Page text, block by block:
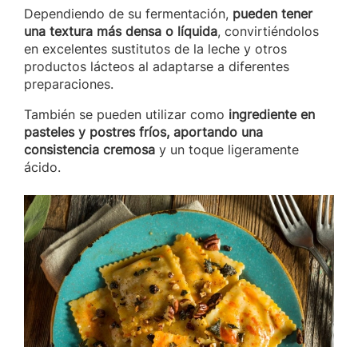
Dependiendo de su fermentación, pueden tener
una textura más densa o líquida, convirtiéndolos
en excelentes sustitutos de la leche y otros
productos lácteos al adaptarse a diferentes
preparaciones.
También se pueden utilizar como ingrediente en
pasteles y postres fríos, aportando una
consistencia cremosa y un toque ligeramente
ácido.